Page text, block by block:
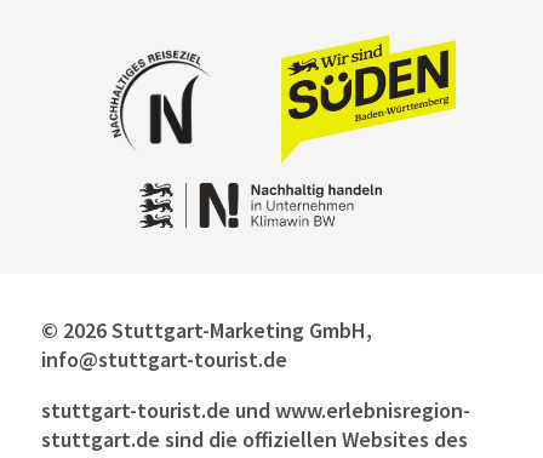
© 2026 Stuttgart-Marketing GmbH,
info@stuttgart-tourist.de
stuttgart-tourist.de und www.erlebnisregion-
stuttgart.de sind die offiziellen Websites des